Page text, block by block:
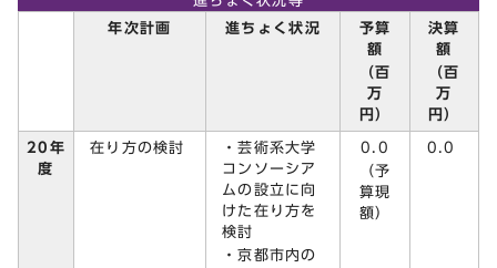
年次計画
進ちょく状況
予算
額
（百
万
円）
決算
額
（百
万
円）
20年
度
在り方の検討
・芸術系大学
コンソーシア
ムの設立に向
けた在り方を
検討
・京都市内の
0.0
（予
算現
額）
0.0